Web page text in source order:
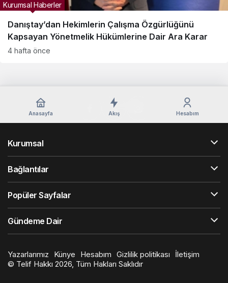
Danıştay’dan Hekimlerin Çalışma Özgürlüğünü
Kapsayan Yönetmelik Hükümlerine Dair Ara Karar
Kurumsal Haberler
4 hafta önce
Anasayfa Akış Hesabım
Kurumsal
Bağlantılar
Popüler Sayfalar
Gündeme Dair
Yazarlarımız Künye Hesabım Gizlilik politikası
İletişim
© Telif Hakkı 2026, Tüm Hakları Saklıdır